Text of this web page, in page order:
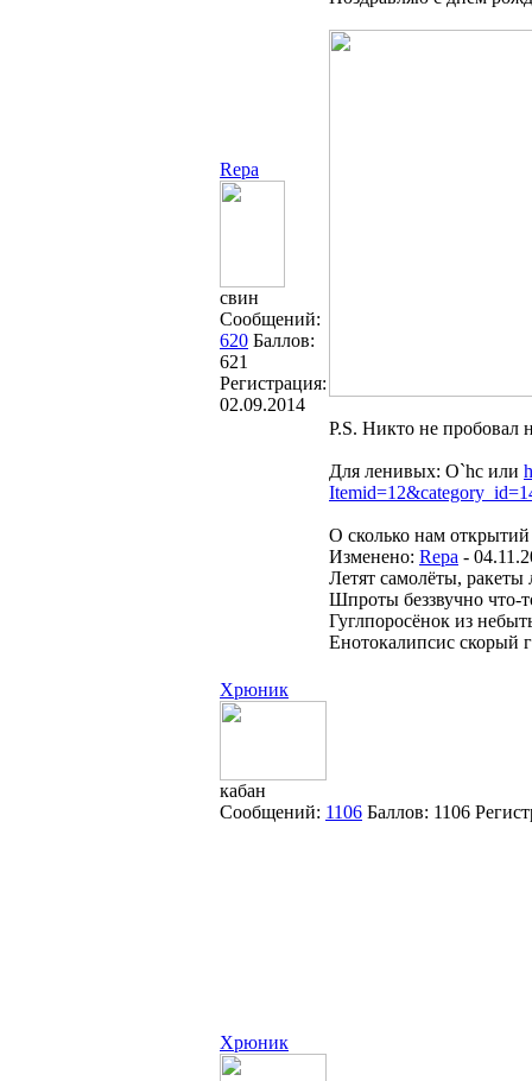
Repa
свин
Сообщений:
620 Баллов:
621
Регистрация:
02.09.2014
P.S. Никто не пробовал
Для ленивых: O`hc или
О сколько нам
Изменено: Repa -
Летят самолёты, ракеты
Шпроты беззвучно что-
Гуглпоросёнок из
Енотокалипсис скорый
Хрюник
кабан
Сообщений: 1106 Баллов: 1106
Хрюник